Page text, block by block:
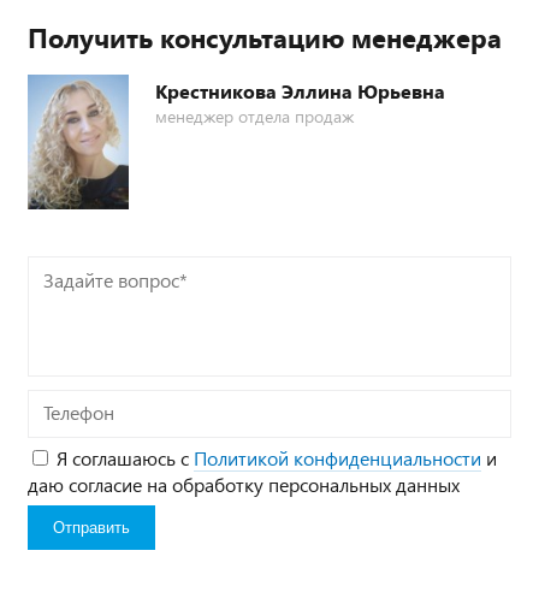
Получить консультацию менеджера
Крестникова Эллина Юрьевна
менеджер отдела продаж
Задайте
вопрос*
Телефон
Я соглашаюсь с Политикой конфиденциальности и
даю согласие на обработку персональных данных